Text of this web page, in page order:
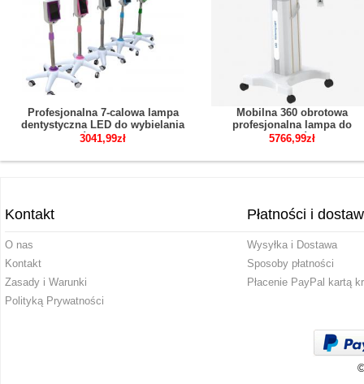
Profesjonalna 7-calowa lampa
dentystyczna LED do wybielania
zębów z kamerą
3041,99zł
Mobilna 360 obrotowa
profesjonalna lampa do
wybielania zębów ze stałą
5766,99zł
Kontakt
O nas
Kontakt
Zasady i Warunki
Polityką Prywatności
Płatności i
Wysyłka i Dostawa
Sposoby płatności
Płacenie PayPal kartą